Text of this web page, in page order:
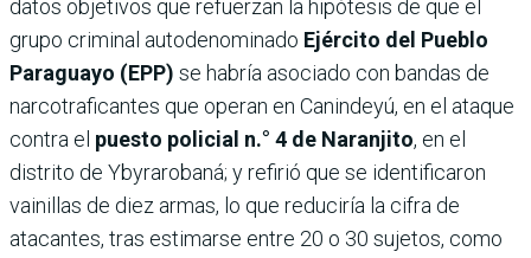
datos objetivos que refuerzan la hipótesis de que el
grupo criminal autodenominado Ejército del Pueblo
Paraguayo (EPP) se habría asociado con bandas de
narcotraficantes que operan en Canindeyú, en el ataque
contra el puesto policial n.° 4 de Naranjito, en el
distrito de Ybyrarobaná; y refirió que se identificaron
vainillas de diez armas, lo que reduciría la cifra de
atacantes, tras estimarse entre 20 o 30 sujetos, como